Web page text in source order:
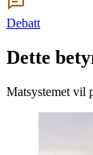
Debatt
Dette
Matsystemet vil